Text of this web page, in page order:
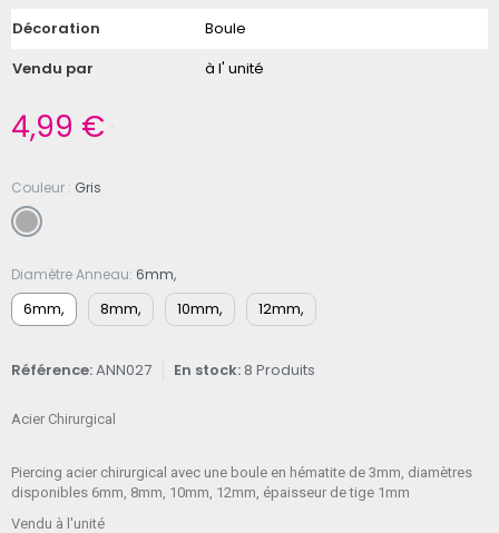
Décoration
Boule
Vendu par
à l' unité
4,99 €
Couleur Gris
Diamètre Anneau 6mm,
6mm, 8mm, 10mm, 12mm,
Référence ANN027 En stock 8 Produits
Acier Chirurgical
Piercing acier chirurgical avec une boule en hématite de 3mm, diamètres
disponibles 6mm, 8mm, 10mm, 12mm, épaisseur de tige 1mm
Vendu à l'unité